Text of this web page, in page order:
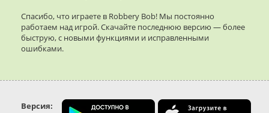
Спасибо, что играете в Robbery Bob! Мы постоянно
работаем над игрой. Скачайте последнюю версию — более
быструю, с новыми функциями и исправленными
ошибками.
Версия: